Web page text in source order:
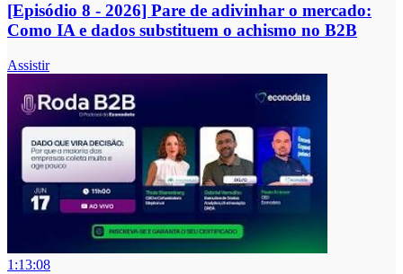
[Episódio 8 - 2026] Pare de adivinhar o mercado:
Como IA e dados substituem o achismo no B2B
Assistir
1:13:08